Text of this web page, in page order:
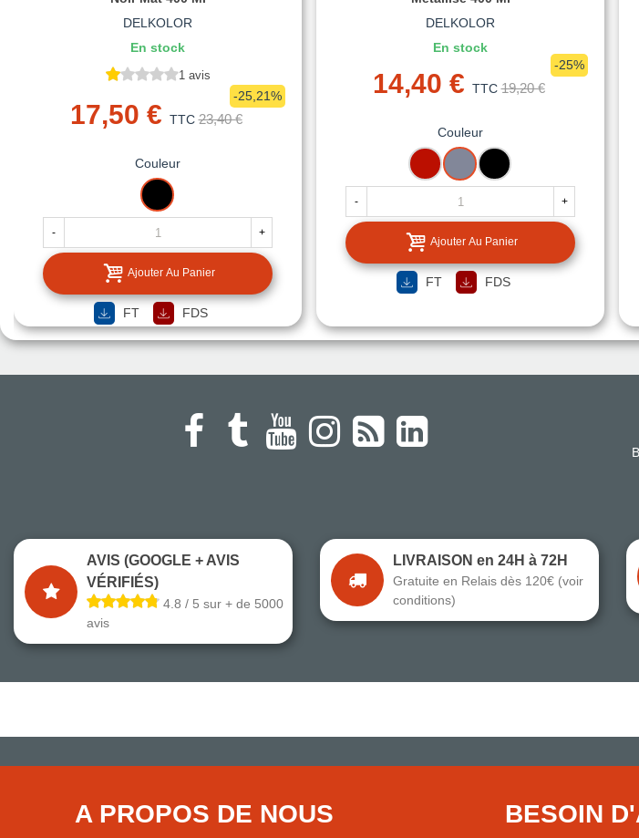
DELKOLOR
En stock
1 avis
17,50 € TTC 23,40 €
-25,21%
Couleur
NOIR
- +
Ajouter Au Panier
FT FDS
DELKOLOR
En stock
14,40 € TTC 19,20 €
-25%
Couleur
ROUGEARGENT
NOIR
- +
Ajouter Au Panier
FT FDS
AVIS (GOOGLE + AVIS
VÉRIFIÉS)
4.8 / 5 sur + de 5000
avis
LIVRAISON en 24H à 72H
Gratuite en Relais dès 120€ (voir
conditions)
A PROPOS DE NOUS BESOIN